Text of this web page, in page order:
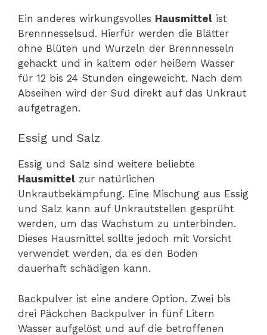
Ein anderes wirkungsvolles Hausmittel ist
Brennnesselsud. Hierfür werden die Blätter
ohne Blüten und Wurzeln der Brennnesseln
gehackt und in kaltem oder heißem Wasser
für 12 bis 24 Stunden eingeweicht. Nach dem
Abseihen wird der Sud direkt auf das Unkraut
aufgetragen.
Essig und Salz
Essig und Salz sind weitere beliebte
Hausmittel zur natürlichen
Unkrautbekämpfung. Eine Mischung aus Essig
und Salz kann auf Unkrautstellen gesprüht
werden, um das Wachstum zu unterbinden.
Dieses Hausmittel sollte jedoch mit Vorsicht
verwendet werden, da es den Boden
dauerhaft schädigen kann.
Backpulver ist eine andere Option. Zwei bis
drei Päckchen Backpulver in fünf Litern
Wasser aufgelöst und auf die betroffenen